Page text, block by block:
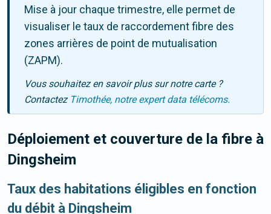
Mise à jour chaque trimestre, elle permet de
visualiser le taux de raccordement fibre des
zones arrières de point de mutualisation
(ZAPM).
Vous souhaitez en savoir plus sur notre carte ?
Contactez Timothée, notre expert data télécoms.
Déploiement et couverture de la fibre à
Dingsheim
Taux des habitations éligibles en fonction
du débit à Dingsheim